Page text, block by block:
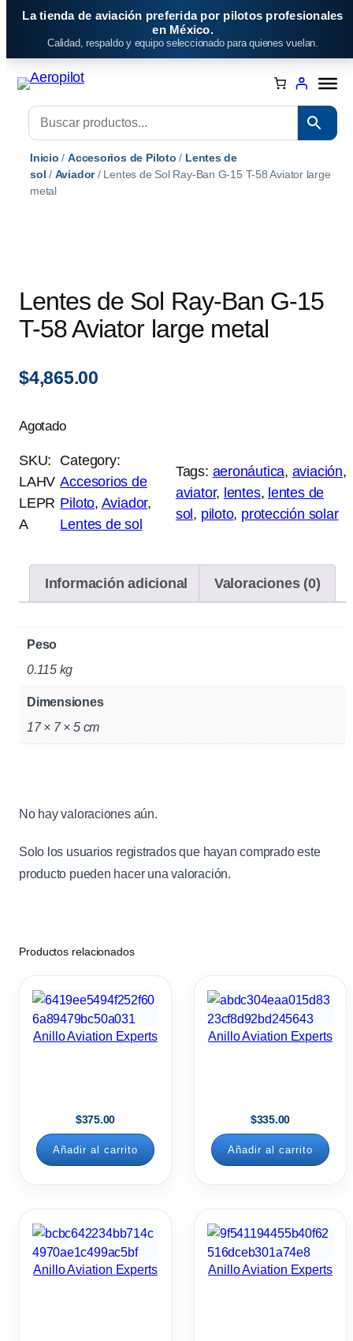
Saltar
La tienda de aviación preferida por pilotos profesionales
en México.
Calidad, respaldo y equipo seleccionado para quienes vuelan.
Inicio /Accesorios de Piloto / Lentes de
sol / Aviador/ Lentes de Sol Ray-Ban G-15 T-58 Aviator large
metal
Lentes de Sol Ray-Ban G-15
T-58 Aviator large metal
$4,865.00
Agotado
SKU:
LAHV
LEPR
A
Category:
Accesorios de
Piloto, Aviador
Lentes de sol
Tags: aeronáutica, aviación
aviator, lentes, lentes de
sol, piloto, protección solar
Información adicional Valoraciones (0)
Peso
0.115 kg
Dimensiones
17 × 7 × 5 cm
No hay valoraciones aún.
Solo los usuarios registrados que hayan comprado este
producto pueden hacer una valoración.
Productos relacionados
Anillo Aviation Experts
$375.00
Añadir al carrito
Anillo Aviation Experts
$335.00
Añadir al carrito
Anillo Aviation Experts Anillo Aviation Experts